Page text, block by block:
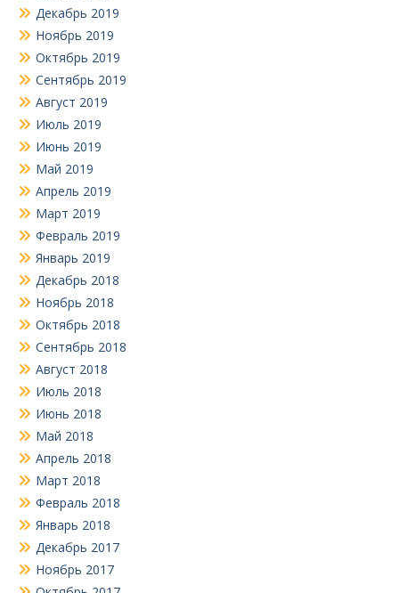
Декабрь 2019
Ноябрь 2019
Октябрь 2019
Сентябрь 2019
Август 2019
Июль 2019
Июнь 2019
Май 2019
Апрель 2019
Март 2019
Февраль 2019
Январь 2019
Декабрь 2018
Ноябрь 2018
Октябрь 2018
Сентябрь 2018
Август 2018
Июль 2018
Июнь 2018
Май 2018
Апрель 2018
Март 2018
Февраль 2018
Январь 2018
Декабрь 2017
Ноябрь 2017